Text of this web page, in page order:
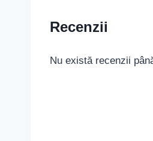
Recenzii
Nu există recenzii